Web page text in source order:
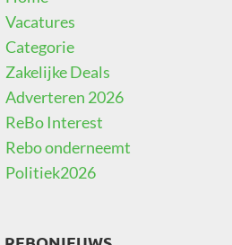
Vacatures
Categorie
Zakelijke Deals
Adverteren 2026
ReBo Interest
Rebo onderneemt
Politiek2026